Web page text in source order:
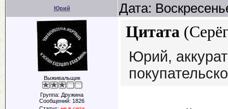
Юрий Дата:
Выживальщик
Группа: Дружина
Сообщений: 1826
Цитата (
Юрий,